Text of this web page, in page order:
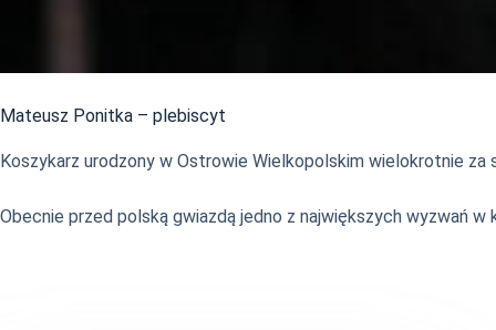
Mateusz Ponitka – plebiscyt
Koszykarz urodzony w Ostrowie Wielkopolskim wielokrotnie
Obecnie przed polską gwiazdą jedno z największych wyzwań